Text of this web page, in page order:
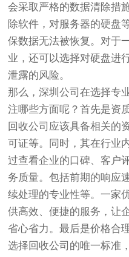
会采取严格的数据清除措
除软件，对服务器的硬盘
保数据无法被恢复。对于
业，还可以选择对硬盘进
泄露的风险。
那么，深圳公司在选择专
注哪些方面呢？首先是资
回收公司应该具备相关的
可证等。同时，其在行业
过查看企业的口碑、客户
务质量。包括前期的响应
续处理的专业性等。一家
供高效、便捷的服务，让
省心省力。最后是价格合
选择回收公司的唯一标准